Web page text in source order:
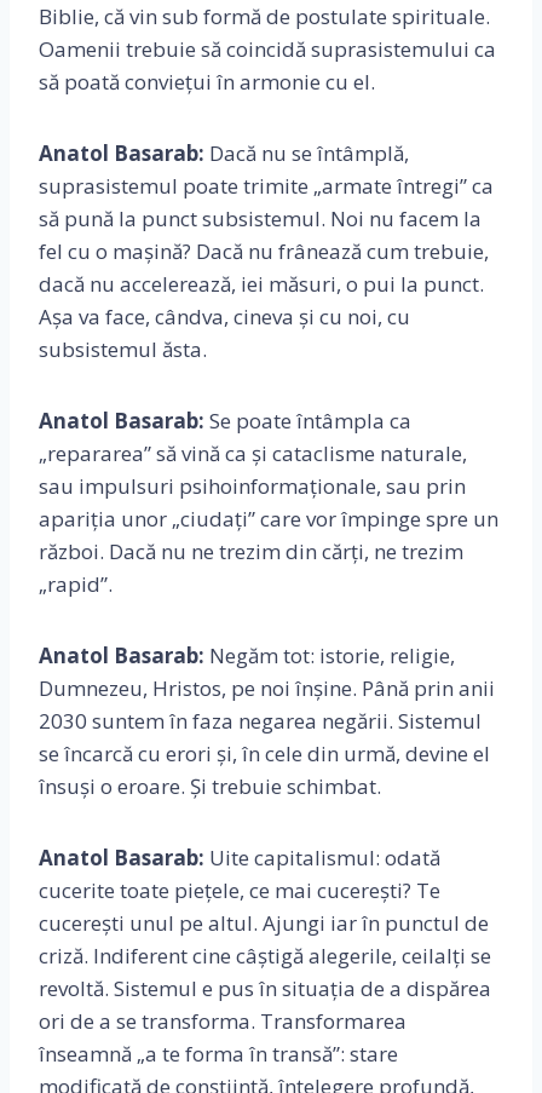
Biblie, că vin sub formă de postulate spirituale.
Oamenii trebuie să coincidă suprasistemului ca
să poată conviețui în armonie cu el.
Anatol Basarab: Dacă nu se întâmplă,
suprasistemul poate trimite „armate întregi” ca
să pună la punct subsistemul. Noi nu facem la
fel cu o mașină? Dacă nu frânează cum trebuie,
dacă nu accelerează, iei măsuri, o pui la punct.
Așa va face, cândva, cineva și cu noi, cu
subsistemul ăsta.
Anatol Basarab: Se poate întâmpla ca
„repararea” să vină ca și cataclisme naturale,
sau impulsuri psihoinformaționale, sau prin
apariția unor „ciudați” care vor împinge spre un
război. Dacă nu ne trezim din cărți, ne trezim
„rapid”.
Anatol Basarab: Negăm tot: istorie, religie,
Dumnezeu, Hristos, pe noi înșine. Până prin anii
2030 suntem în faza negarea negării. Sistemul
se încarcă cu erori și, în cele din urmă, devine el
însuși o eroare. Și trebuie schimbat.
Anatol Basarab: Uite capitalismul: odată
cucerite toate piețele, ce mai cucerești? Te
cucerești unul pe altul. Ajungi iar în punctul de
criză. Indiferent cine câștigă alegerile, ceilalți se
revoltă. Sistemul e pus în situația de a dispărea
ori de a se transforma. Transformarea
înseamnă „a te forma în transă”: stare
modificată de conștiință, înțelegere profundă,